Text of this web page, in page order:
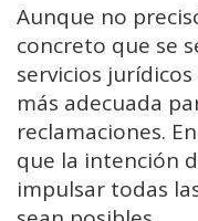
Aunque no
concreto que se
servicios
más adecuada
reclamaciones.
que la intención
impulsar todas